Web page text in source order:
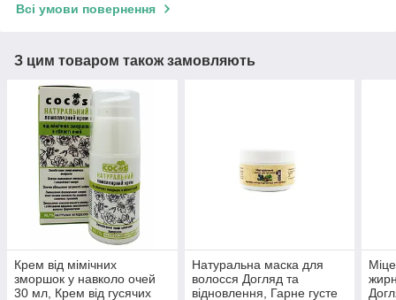
Всі умови повернення
З цим товаром також замовляють
Крем від мімічних
зморшок у навколо очей
30 мл, Крем від гусячих
Натуральна маска для
волосся Догляд та
відновлення, Гарне густе